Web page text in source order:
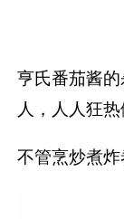
亨氏番茄酱
人，人人狂热
不管烹炒煮